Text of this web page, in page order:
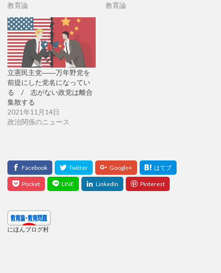
教育論
教育論
立憲民主党――万年野党を
前提にした党名になってい
る / 志がない政党は離合
集散する
2021年11月14日
政治関係のニュース
にほんブログ村